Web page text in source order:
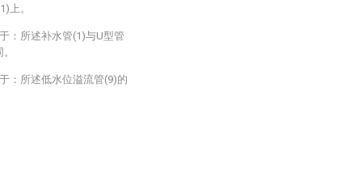
上。
：所述补水管(1)与U型管
：所述低水位溢流管(9)的